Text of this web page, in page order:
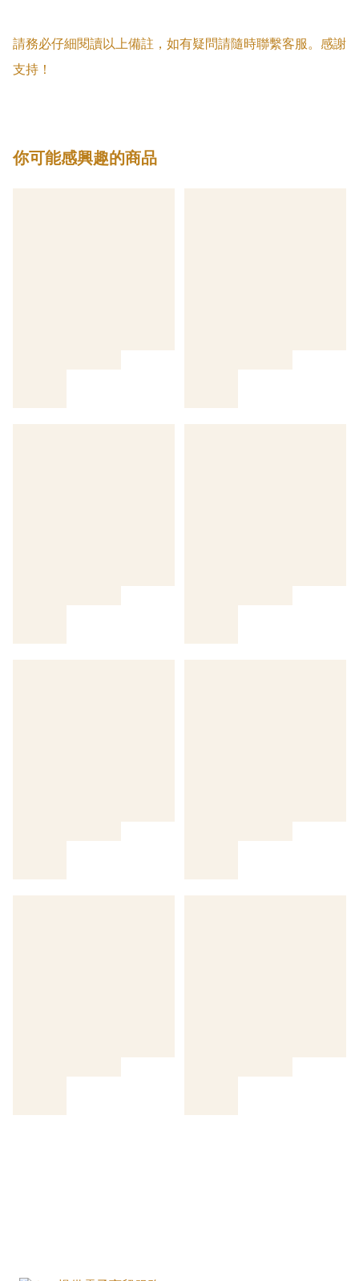
請務必仔細閱讀以上備註，如有疑問請隨時聯繫客服。感謝
支持！
你可能感興趣的商品